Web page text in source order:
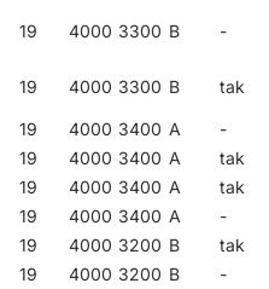
19 4000 3300 B -
19 4000 3300 B tak
19 4000 3400 A -
19
4000 3400 A tak
19
4000 3400 A tak
19
4000 3400 A -
19
4000 3200 B tak
19
4000 3200 B -